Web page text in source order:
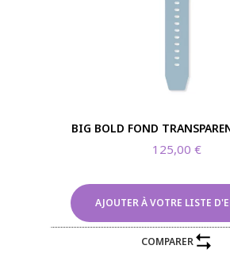
BIG BOLD FOND
125,00€
AJOUTER À VOTRE LISTE
COMPARER